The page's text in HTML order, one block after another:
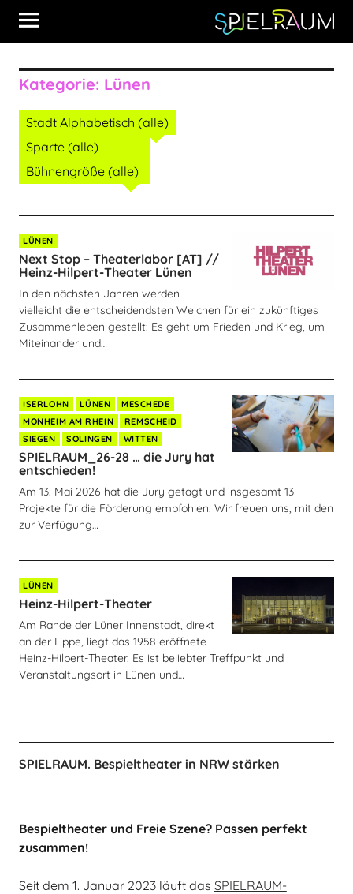
Kategorie: Lünen
Stadt Alphabetisch (alle)
Sparte (alle)
Bühnengröße (alle)
LÜNEN
Next Stop – Theaterlabor [AT] //
Heinz-Hilpert-Theater Lünen
In den nächsten Jahren werden
vielleicht die entscheidendsten Weichen für ein zukünftiges
Zusammenleben gestellt: Es geht um Frieden und Krieg, um
Miteinander und…
ISERLOHN LÜNEN
MESCHEDE
MONHEIM AM RHEIN
REMSCHEID
SIEGEN
SOLINGEN WITTEN
SPIELRAUM_26-28 … die Jury hat
entschieden!
Am 13. Mai 2026 hat die Jury getagt und insgesamt 13
Projekte für die Förderung empfohlen. Wir freuen uns, mit den
zur Verfügung…
LÜNEN
Heinz-Hilpert-Theater
Am Rande der Lüner Innenstadt, direkt
an der Lippe, liegt das 1958 eröffnete
Heinz-Hilpert-Theater. Es ist beliebter Treffpunkt und
Veranstaltungsort in Lünen und…
SPIELRAUM. Bespieltheater in NRW stärken
Bespieltheater und Freie Szene? Passen perfekt
zusammen!
Seit dem 1. Januar 2023 läuft das SPIELRAUM-